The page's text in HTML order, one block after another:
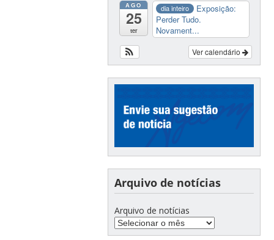
AGO
25
ter
dia inteiro
Exposição:
Perder Tudo.
Novament...
Ver calendário
Arquivo de notícias
Arquivo de notícias